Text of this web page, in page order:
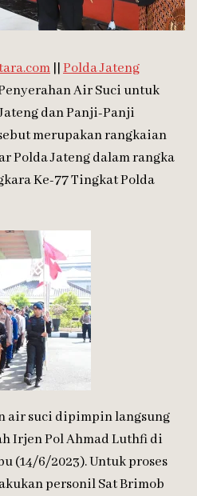
||Polda Jateng
Air Suci untuk
dan Panji-Panji
merupakan rangkaian
Polda Jateng dalam rangka
Ke-77 Tingkat Polda
air suci dipimpin langsung
Irjen Pol Ahmad Luthfi di
(14/6/2023). Untuk proses
personil Sat Brimob